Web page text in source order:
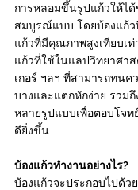
การหลอมขึ้นรูปแก้วให้ไ
สมบูรณ์แบบ โดยบ้องแก้
แก้วที่มีคุณภาพสูงเทียบเ
แก้วที่ใช้ในแลปวิทยาศา
เกอร์ ฯลฯ ที่สามารถทนค
บางและแตกหักง่าย รวม
หลายรูปแบบเพื่อตอบโจท
ดียิ่งขึ้น
บ้องแก้วทำงานอย่างไร?
บ้องแก้วจะประกอบไปด้ว